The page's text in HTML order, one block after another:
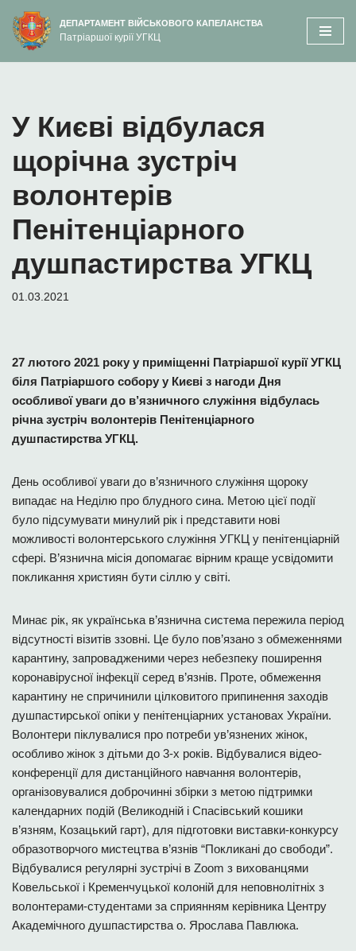
вмісту
Перейти
до
ДЕПАРТАМЕНТ ВІЙСЬКОВОГО КАПЕЛАНСТВА
Патріаршої курії УГКЦ
У Києві відбулася
щорічна зустріч
волонтерів
Пенітенціарного
душпастирства УГКЦ
01.03.2021
27 лютого 2021 року у приміщенні Патріаршої курії УГКЦ
біля Патріаршого собору у Києві з нагоди Дня
особливої уваги до в’язничного служіння відбулась
річна зустріч волонтерів Пенітенціарного
душпастирства УГКЦ.
День особливої уваги до в’язничного служіння щороку
випадає на Неділю про блудного сина. Метою цієї події
було підсумувати минулий рік і представити нові
можливості волонтерського служіння УГКЦ у пенітенціарній
сфері. В’язнична місія допомагає вірним краще усвідомити
покликання християн бути сіллю у світі.
Минає рік, як українська в’язнична система пережила період
відсутності візитів ззовні. Це було пов’язано з обмеженнями
карантину, запровадженими через небезпеку поширення
коронавірусної інфекції серед в’язнів. Проте, обмеження
карантину не спричинили цілковитого припинення заходів
душпастирської опіки у пенітенціарних установах України.
Волонтери піклувалися про потреби ув’язнених жінок,
особливо жінок з дітьми до 3-х років. Відбувалися відео-
конференції для дистанційного навчання волонтерів,
організовувалися доброчинні збірки з метою підтримки
календарних подій (Великодній і Спасівський кошики
в’язням, Козацький гарт), для підготовки виставки-конкурсу
образотворчого мистецтва в’язнів “Покликані до свободи”.
Відбувалися регулярні зустрічі в Zoom з вихованцями
Ковельської і Кременчуцької колоній для неповнолітніх з
волонтерами-студентами за сприянням керівника Центру
Академічного душпастирства о. Ярослава Павлюка.